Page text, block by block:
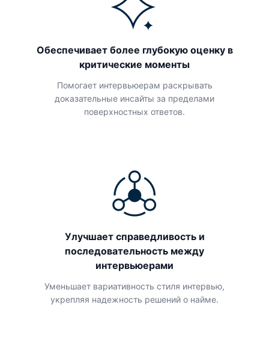
Обеспечивает более глубокую оценку в
критические моменты
Помогает интервьюерам раскрывать
доказательные инсайты за пределами
поверхностных ответов.
Улучшает справедливость и
последовательность между
интервьюерами
Уменьшает вариативность стиля интервью,
укрепляя надежность решений о найме.